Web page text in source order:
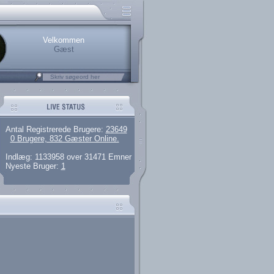
brugere
artikler og 135 guides
her.
Velkommen
Gæst
Antal Registrerede Brugere: 23649
0 Brugere, 832 Gæster Online.
Indlæg: 1133958 over 31471 Emner
Nyeste Bruger: 1